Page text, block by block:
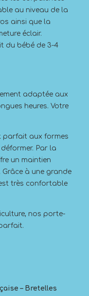
au niveau de la
ainsi que la
éclair.
du bébé de 3-4
adaptée aux
heures. Votre
parfait aux formes
Par la
un maintien
à une grande
très confortable
nos porte-
– Bretelles